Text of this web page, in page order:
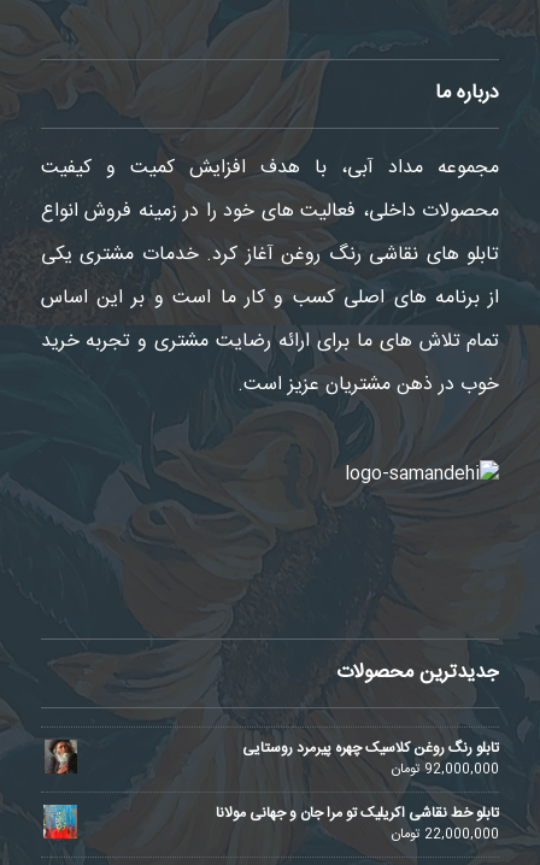
درباره ما
مجموعه مداد آبی، با هدف افزایش کمیت و کیفیت
محصولات داخلی، فعالیت های خود را در زمینه فروش انواع
تابلو های نقاشی رنگ روغن آغاز کرد. خدمات مشتری یکی
از برنامه های اصلی کسب و کار ما است و بر این اساس
تمام تلاش های ما برای ارائه رضایت مشتری و تجربه خرید
خوب در ذهن مشتریان عزیز است.
جدیدترین محصولات
تابلو رنگ روغن کلاسیک چهره پیرمرد روستایی
92,000,000تومان
تابلو خط نقاشی اکریلیک تو مرا جان و جهانی مولانا
22,000,000 تومان